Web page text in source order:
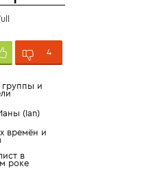
4
и
(Ian)
времён и
в
роке